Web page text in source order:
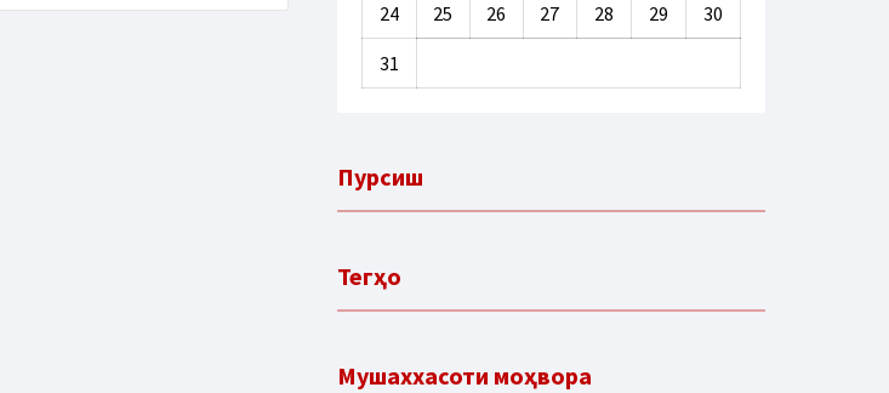
24 25 26 27 28 29 30
31
Пурсиш
Тегҳо
Мушаххасоти моҳвора